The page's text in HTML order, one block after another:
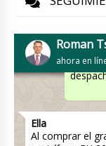
Roman
ahora en
Roman
Maya,
Ella
Al comprar el